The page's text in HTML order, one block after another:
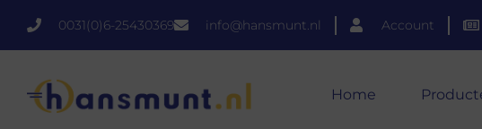
0031(0)6-25430369 info@hansmunt.nl Account
Home